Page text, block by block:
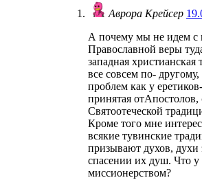
Аврора Крейсер
А почему мы не идем с
Православной веры
западная
все совсем по-
проблем как у
принятая отАпостолов,
Святоотеческой
Кроме того мне
всякие тувинские
призывают духов, духи
спасении их душ. Что у
миссионерством?